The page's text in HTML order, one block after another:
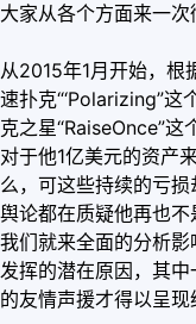
大家从各个方面来一次
从2015年1月开始，根
速扑克“‘Polarizing”
克之星“RaiseOnce”
对于他1亿美元的资产
么，可这些持续的亏
舆论都在质疑他再也
我们就来全面的分析
发挥的潜在原因，其
的友情声援才得以呈现